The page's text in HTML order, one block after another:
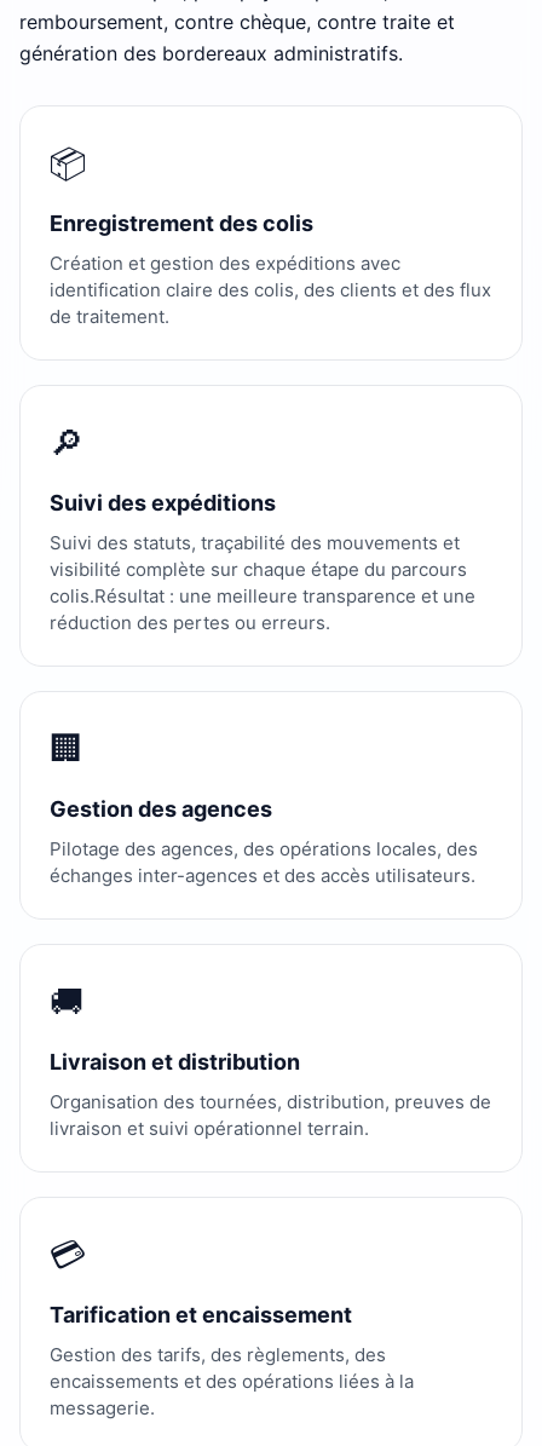
remboursement, contre chèque, contre traite et
génération des bordereaux administratifs.
📦
Enregistrement des colis
Création et gestion des expéditions avec
identification claire des colis, des clients et des flux
de traitement.
🔎
Suivi des expéditions
Suivi des statuts, traçabilité des mouvements et
visibilité complète sur chaque étape du parcours
colis.Résultat : une meilleure transparence et une
réduction des pertes ou erreurs.
🏢
Gestion des agences
Pilotage des agences, des opérations locales, des
échanges inter-agences et des accès utilisateurs.
🚚
Livraison et distribution
Organisation des tournées, distribution, preuves de
livraison et suivi opérationnel terrain.
💳
Tarification et encaissement
Gestion des tarifs, des règlements, des
encaissements et des opérations liées à la
messagerie.